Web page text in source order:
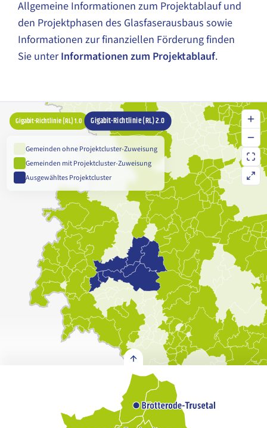
Allgemeine Informationen zum Projektablauf und
den Projektphasen des Glasfaserausbaus sowie
Informationen zur finanziellen Förderung finden
Sie unterInformationen zum Projektablauf.